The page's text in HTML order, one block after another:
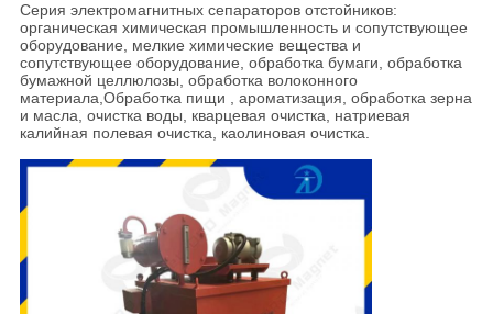
Серия электромагнитных сепараторов отстойников:
органическая химическая промышленность и сопутствующее
оборудование, мелкие химические вещества и
сопутствующее оборудование, обработка бумаги, обработка
бумажной целлюлозы, обработка волоконного
материала,Обработка пищи , ароматизация, обработка зерна
и масла, очистка воды, кварцевая очистка, натриевая
калийная полевая очистка, каолиновая очистка.